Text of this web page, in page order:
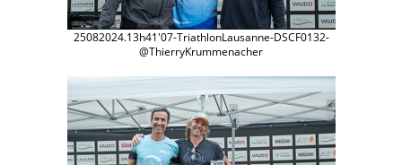
25082024.13h41'07-TriathlonLausanne-DSCF0132-
@ThierryKrummenacher